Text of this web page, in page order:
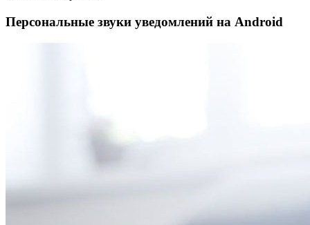
Персональные звуки уведомлений на Android